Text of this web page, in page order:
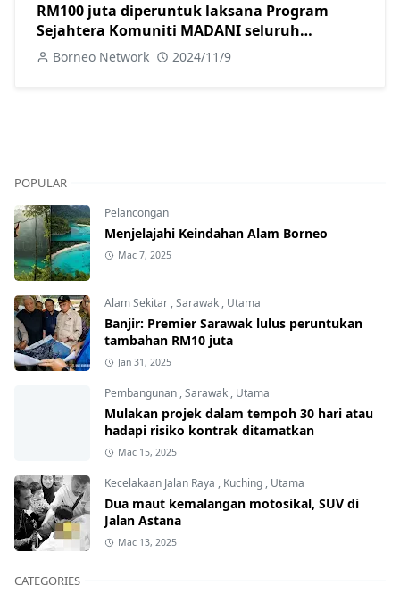
RM100 juta diperuntuk laksana Program
Sejahtera Komuniti MADANI seluruh
Sarawak-Fadillah
Borneo Network 2024/11/9
POPULAR
Pelancongan
Menjelajahi Keindahan Alam Borneo
Mac 7, 2025
Alam Sekitar ,Sarawak , Utama
Banjir: Premier Sarawak lulus peruntukan
tambahan RM10 juta
Jan 31, 2025
Pembangunan ,Sarawak , Utama
Mulakan projek dalam tempoh 30 hari atau
hadapi risiko kontrak ditamatkan
Mac 15, 2025
Kecelakaan Jalan Raya , Kuching , Utama
Dua maut kemalangan motosikal, SUV di
Jalan Astana
Mac 13, 2025
CATEGORIES